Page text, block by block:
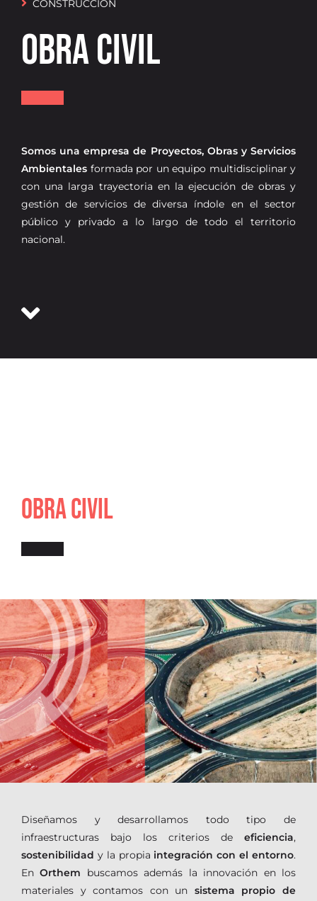
CONSTRUCCIÓN
OBRA CIVIL
Somos una empresa de Proyectos, Obras y Servicios
Ambientales formada por un equipo multidisciplinar y
con una larga trayectoria en la ejecución de obras y
gestión de servicios de diversa índole en el sector
público y privado a lo largo de todo el territorio
nacional.
OBRA CIVIL
Diseñamos y desarrollamos todo tipo de
infraestructuras bajo los criterios de eficiencia,
sostenibilidad y la propia integración con el entorno.
EnOrthem buscamos además la innovación en los
materiales y contamos con un sistema propio de